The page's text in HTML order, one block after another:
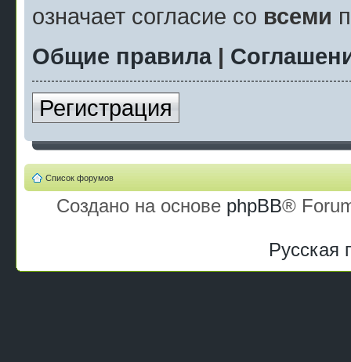
означает согласие со всеми
Общие правила|
Регистрация
Список форумов
Создано на основе phpBB®
Русская